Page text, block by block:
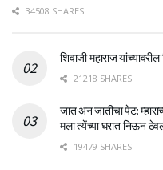
34508 SHARES
शिवाजी महाराज
21218 SHARES
जात अन जातीचा पेट:
मला त्येंच्या घरात निऊन
19479 SHARES